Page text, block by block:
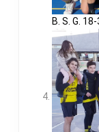
B. S. G.